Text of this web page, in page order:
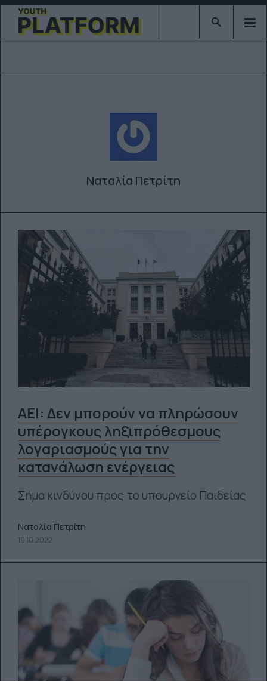
Type 2 or
Ναταλία Πετρίτη
ΑΕΙ: Δεν μπορούν να πληρώσουν
υπέρογκους ληξιπρόθεσμους
λογαριασμούς για την
κατανάλωση ενέργειας
Σήμα κινδύνου προς το υπουργείο Παιδείας
Ναταλία Πετρίτη
19.10.2022